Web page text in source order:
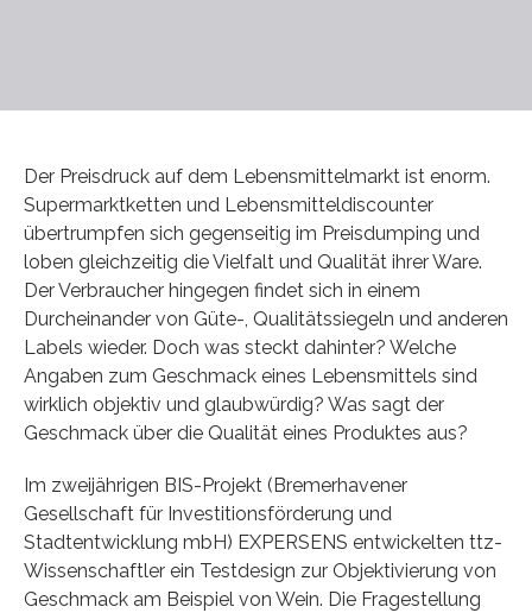
Der Preisdruck auf dem Lebensmittelmarkt ist enorm.
Supermarktketten und Lebensmitteldiscounter
übertrumpfen sich gegenseitig im Preisdumping und
loben gleichzeitig die Vielfalt und Qualität ihrer Ware.
Der Verbraucher hingegen findet sich in einem
Durcheinander von Güte-, Qualitätssiegeln und anderen
Labels wieder. Doch was steckt dahinter? Welche
Angaben zum Geschmack eines Lebensmittels sind
wirklich objektiv und glaubwürdig? Was sagt der
Geschmack über die Qualität eines Produktes aus?
Im zweijährigen BIS-Projekt (Bremerhavener
Gesellschaft für Investitionsförderung und
Stadtentwicklung mbH) EXPERSENS entwickelten ttz-
Wissenschaftler ein Testdesign zur Objektivierung von
Geschmack am Beispiel von Wein. Die Fragestellung